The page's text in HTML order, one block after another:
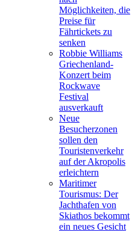
Möglichkeiten, die
Preise für
Fährtickets zu
senken
Robbie Williams
Griechenland-
Konzert beim
Rockwave
Festival
ausverkauft
Neue
Besucherzonen
sollen den
Touristenverkehr
auf der Akropolis
erleichtern
Maritimer
Tourismus: Der
Jachthafen von
Skiathos bekommt
ein neues Gesicht